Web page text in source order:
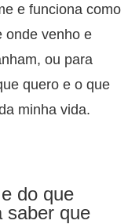
e funciona como
onde venho e
ou para
quero e o que
minha vida.
do que
saber que